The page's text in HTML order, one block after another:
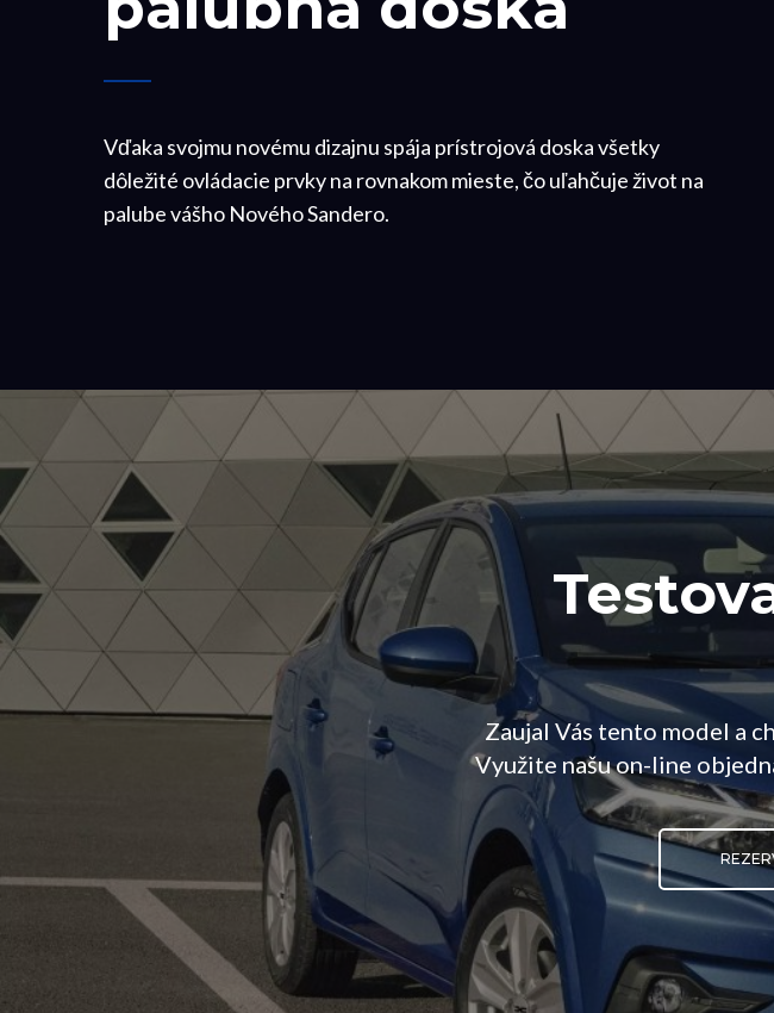
Vďaka svojmu novému dizajnu spája prístrojová doska všetky
dôležité ovládacie prvky na rovnakom mieste, čo uľahčuje život na
palube vášho Nového Sandero.
Zaujal Vás tento model a
Využite našu on-line